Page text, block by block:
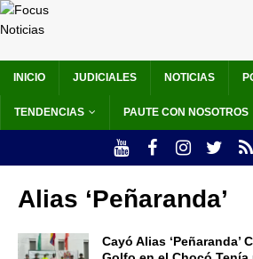
INICIO JUDICIALES NOTICIAS
TENDENCIAS PAUTE CON NOSOTROS
Alias ‘Peñaranda’
Cayó Alias ‘Peñaranda’